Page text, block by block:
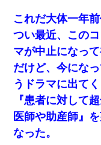
妹が嘘つきな元カレと
ら、旦那の顔が曇って
いつもより早く寝付
妻と同居し始めたとき
い？音楽聞こえる」と
三年働いてたパートを
引先のトップが母方の
これだ大体一年前
つい最近、この
マが中止になっ
だけど、今にな
うドラマに出てく
『患者に対して
医師や助産師』
なった。